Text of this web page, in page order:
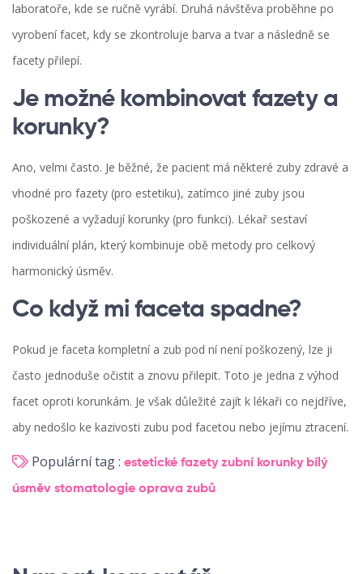
laboratoře, kde se ručně vyrábí. Druhá návštěva proběhne po
vyrobení facet, kdy se zkontroluje barva a tvar a následně se
facety přilepí.
Je možné kombinovat fazety a
korunky?
Ano, velmi často. Je běžné, že pacient má některé zuby zdravé a
vhodné pro fazety (pro estetiku), zatímco jiné zuby jsou
poškozené a vyžadují korunky (pro funkci). Lékař sestaví
individuální plán, který kombinuje obě metody pro celkový
harmonický úsměv.
Co když mi faceta spadne?
Pokud je faceta kompletní a zub pod ní není poškozený, lze ji
často jednoduše očistit a znovu přilepit. Toto je jedna z výhod
facet oproti korunkám. Je však důležité zajít k lékaři co nejdříve,
aby nedošlo ke kazivosti zubu pod facetou nebo jejímu ztracení.
Populární tag : estetické fazety zubní korunky bílý
úsměv stomatologie oprava zubů